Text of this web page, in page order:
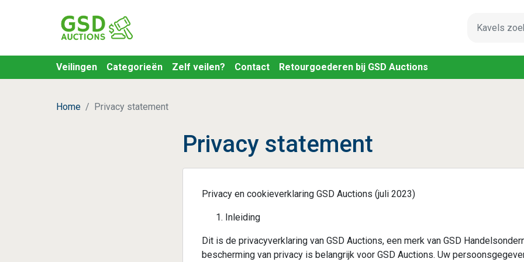
Veilingen Categorieën Zelf veilen? Contact Retourgoederen bij GSD Auctions
Home Privacy statement
Privacy statement
Privacy en cookieverklaring GSD Auctions (juli 2023)
Inleiding
Dit is de privacyverklaring van GSD Auctions, een merk van GSD
bescherming van privacy is belangrijk voor GSD Auctions. Uw